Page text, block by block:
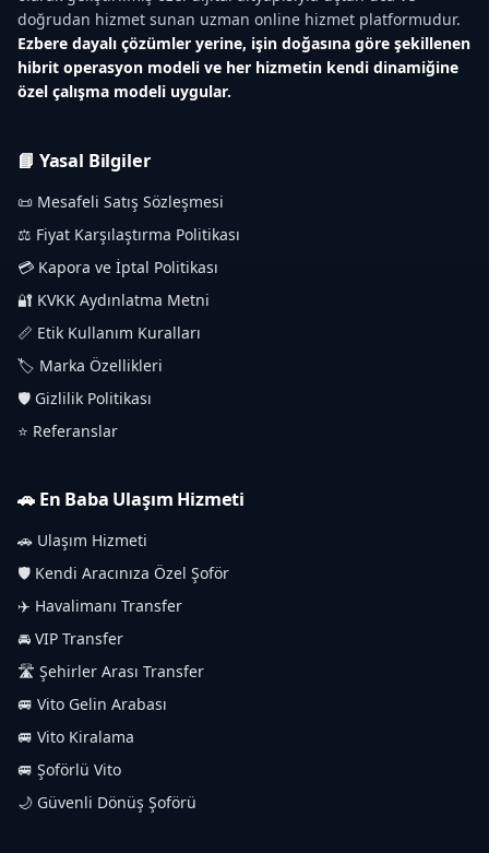
doğrudan hizmet sunan uzman online hizmet platformudur.
Ezbere dayalı çözümler yerine, işin doğasına göre şekillenen
hibrit operasyon modeli ve her hizmetin kendi dinamiğine
özel çalışma modeli uygular.
📘 Yasal Bilgiler
📜 Mesafeli Satış Sözleşmesi
⚖️ Fiyat Karşılaştırma Politikası
💳 Kapora ve İptal Politikası
🔐 KVKK Aydınlatma Metni
📏 Etik Kullanım Kuralları
🏷️ Marka Özellikleri
🛡️ Gizlilik Politikası
⭐ Referanslar
🚗 En Baba Ulaşım Hizmeti
🚗 Ulaşım Hizmeti
🛡️ Kendi Aracınıza Özel Şoför
✈️ Havalimanı Transfer
🚘 VIP Transfer
🛣️ Şehirler Arası Transfer
🚐 Vito Gelin Arabası
🚐 Vito Kiralama
🚐 Şoförlü Vito
🌙 Güvenli Dönüş Şoförü